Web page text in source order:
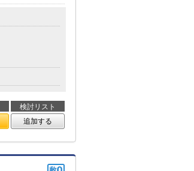
検討リスト
追加する